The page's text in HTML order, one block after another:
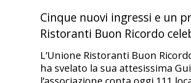
Cinque nuovi ingressi e un
Ristoranti Buon Ricordo
L’Unione Ristoranti Buon
ha svelato la sua attesissima